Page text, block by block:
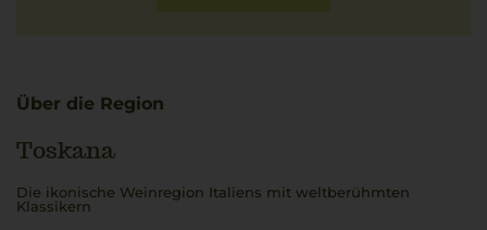
Über die Region
Toskana
Die ikonische Weinregion Italiens mit weltberühmten
Klassikern